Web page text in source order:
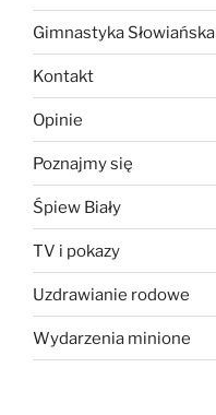
Gimnastyka Słowiańska
Kontakt
Opinie
Poznajmy się
Śpiew Biały
TV i pokazy
Uzdrawianie rodowe
Wydarzenia minione